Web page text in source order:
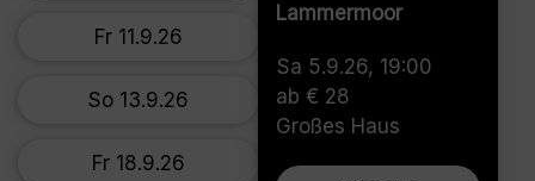
Fr 11.9.26
So 13.9.26
Fr 18.9.26
Lammermoor
Sa 5.9.26, 19:00
ab € 28
Großes Haus